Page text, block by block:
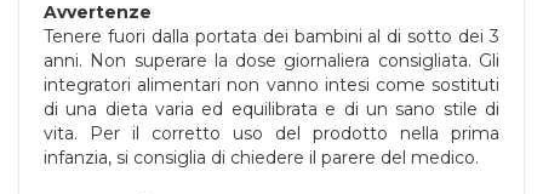
Avvertenze
Tenere fuori dalla portata dei bambini al di sotto dei 3
anni. Non superare la dose giornaliera consigliata. Gli
integratori alimentari non vanno intesi come sostituti
di una dieta varia ed equilibrata e di un sano stile di
vita. Per il corretto uso del prodotto nella prima
infanzia, si consiglia di chiedere il parere del medico.